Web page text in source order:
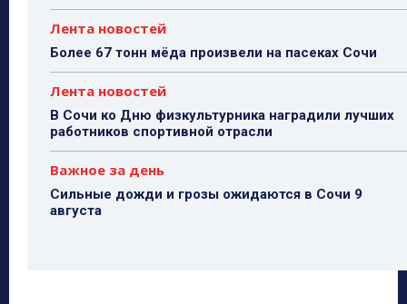
Лента новостей
Более 67 тонн мёда произвели на пасеках Сочи
Лента новостей
В Сочи ко Дню физкультурника наградили лучших
работников спортивной отрасли
Важное за день
Сильные дожди и грозы ожидаются в Сочи 9
августа